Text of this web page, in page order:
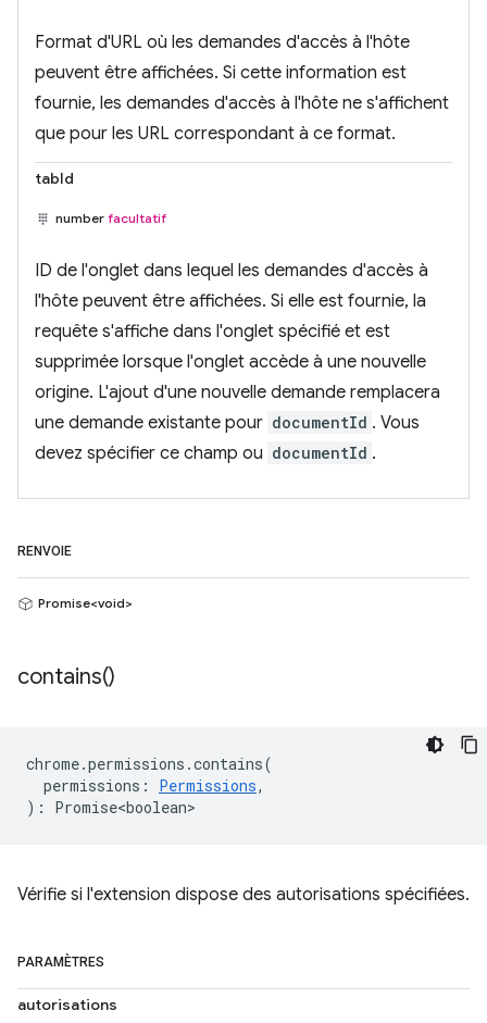
Format d'URL où les demandes d'accès à l'hôte
peuvent être affichées. Si cette information est
fournie, les demandes d'accès à l'hôte ne s'affichent
que pour les URL correspondant à ce format.
tabId
number facultatif
ID de l'onglet dans lequel les demandes d'accès à
l'hôte peuvent être affichées. Si elle est fournie, la
requête s'affiche dans l'onglet spécifié et est
supprimée lorsque l'onglet accède à une nouvelle
origine. L'ajout d'une nouvelle demande remplacera
une demande existante pour documentId . Vous
devez spécifier ce champ ou documentId .
RENVOIE
Promise<void>
contains()
chrome.permissions .contains(
permissions : Permissions,
) : Promise<boolean>
Vérifie si l'extension dispose des autorisations spécifiées.
PARAMÈTRES
autorisations